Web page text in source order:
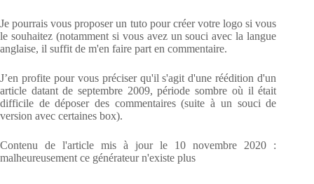
Je pourrais vous proposer un tuto pour créer votre logo si vous
le souhaitez (notamment si vous avez un souci avec la langue
anglaise, il suffit de m'en faire part en commentaire.
J’en profite pour vous préciser qu'il s'agit d'une réédition d'un
article datant de septembre 2009, période sombre où il était
difficile de déposer des commentaires (suite à un souci de
version avec certaines box).
Contenu de l'article mis à jour le 10 novembre 2020 :
malheureusement ce générateur n'existe plus